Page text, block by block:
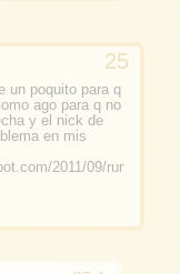
un poquito para q
ago para q no
y el nick de
en mis
2011/09/rur